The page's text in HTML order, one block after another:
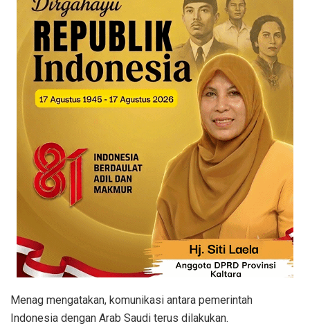
Menag mengatakan, komunikasi antara pemerintah
Indonesia dengan Arab Saudi terus dilakukan.